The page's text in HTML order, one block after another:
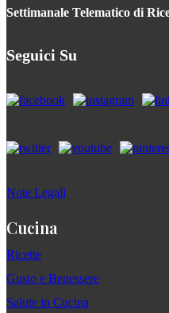
Settimanale Telematico di
Seguici Su
Note Legali
Cucina
Ricette
Gusto e Benessere
Salute in Cucina